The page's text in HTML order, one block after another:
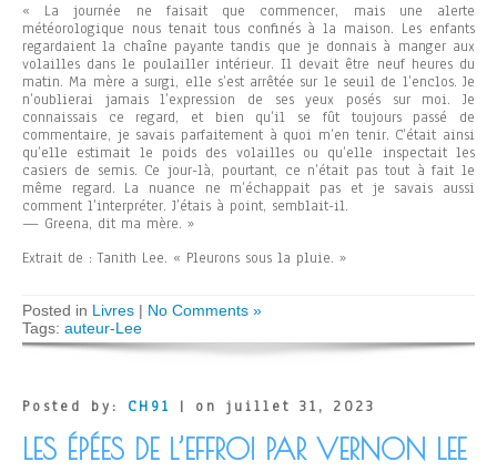
« La journée ne faisait que commencer, mais une alerte
météorologique nous tenait tous confinés à la maison. Les enfants
regardaient la chaîne payante tandis que je donnais à manger aux
volailles dans le poulailler intérieur. Il devait être neuf heures du
matin. Ma mère a surgi, elle s’est arrêtée sur le seuil de l’enclos. Je
n’oublierai jamais l’expression de ses yeux posés sur moi. Je
connaissais ce regard, et bien qu’il se fût toujours passé de
commentaire, je savais parfaitement à quoi m’en tenir. C’était ainsi
qu’elle estimait le poids des volailles ou qu’elle inspectait les
casiers de semis. Ce jour-là, pourtant, ce n’était pas tout à fait le
même regard. La nuance ne m’échappait pas et je savais aussi
comment l’interpréter. J’étais à point, semblait-il.
— Greena, dit ma mère. »
Extrait de : Tanith Lee. « Pleurons sous la pluie. »
Posted in Livres | No Comments »
Tags: auteur-Lee
Posted by: CH91 | on juillet 31, 2023
LES ÉPÉES DE L’EFFROI PAR VERNON LEE